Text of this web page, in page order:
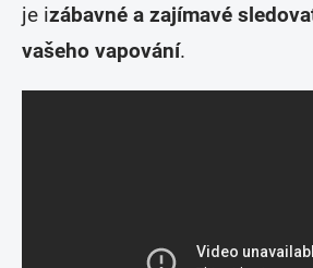
je izábavné a zajímavé
vašeho vapování.